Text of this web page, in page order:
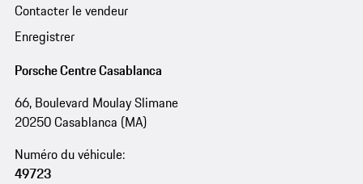
Contacter le vendeur
Enregistrer
Porsche Centre Casablanca
66, Boulevard Moulay Slimane
20250 Casablanca (MA)
Numéro du véhicule:
49723